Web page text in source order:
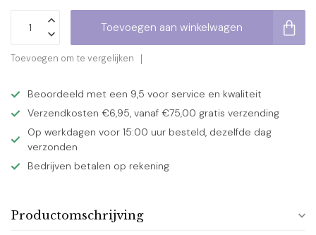
Toevoegen aan winkelwagen
Toevoegen om te vergelijken
Beoordeeld met een 9,5 voor service en kwaliteit
Verzendkosten €6,95, vanaf €75,00 gratis verzending
Op werkdagen voor 15:00 uur besteld, dezelfde dag
verzonden
Bedrijven betalen op rekening
Productomschrijving